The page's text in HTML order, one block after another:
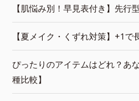
【肌悩み別！早見表付き】先行
【夏メイク・くずれ対策】+1
ぴったりのアイテムはどれ？あ
種比較】